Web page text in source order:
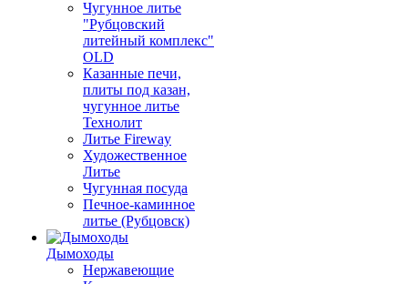
Чугунное литье
"Рубцовский
литейный комплекс"
OLD
Казанные печи,
плиты под казан,
чугунное литье
Технолит
Литье Fireway
Художественное
Литье
Чугунная посуда
Печное-каминное
литье (Рубцовск)
Дымоходы
Нержавеющие